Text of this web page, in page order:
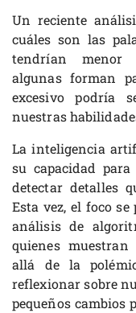
Un reciente
cuáles son las
tendrían menor
algunas forman
excesivo podría
nuestras
La inteligencia
su capacidad
detectar detalles
Esta vez, el foco
análisis de
quienes
allá de la
reflexionar sobre
pequeños cambios